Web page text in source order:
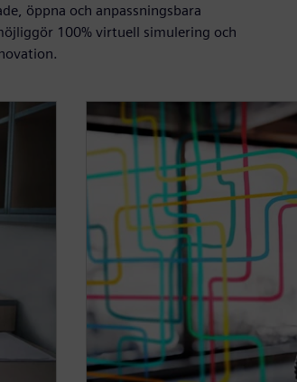
öppna och anpassningsbara
100% virtuell simulering och